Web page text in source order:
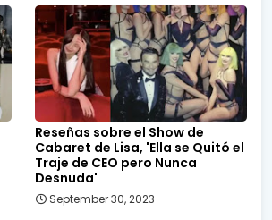
Reseñas sobre el Show de
Cabaret de Lisa, 'Ella se Quitó el
Traje de CEO pero Nunca
Desnuda'
September 30, 2023